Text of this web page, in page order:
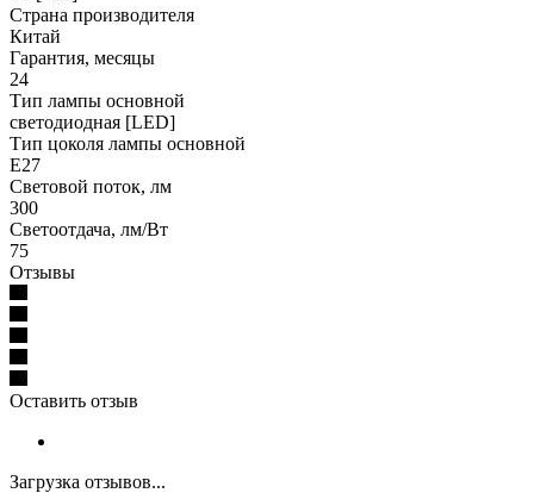
Страна производителя
Китай
Гарантия, месяцы
24
Тип лампы основной
светодиодная [LED]
Тип цоколя лампы основной
E27
Световой поток, лм
300
Светоотдача, лм/Вт
75
Отзывы
Оставить отзыв
Загрузка отзывов...